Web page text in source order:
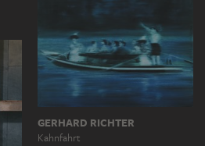
GERHARD RICHTER
Kahnfahrt